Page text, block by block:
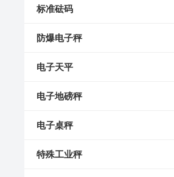
标准砝码
防爆电子秤
电子天平
电子地磅秤
电子桌秤
特殊工业秤